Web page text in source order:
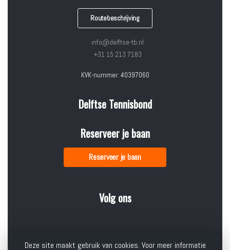
Routebeschrijving
info@delftse-tb.nl
+31 15 213 7183
KVK-nummer: 40397060
Delftse Tennisbond
Reserveer je baan
Reserveer je baan
Volg ons
Deze site maakt gebruik van cookies. Voor meer informatie